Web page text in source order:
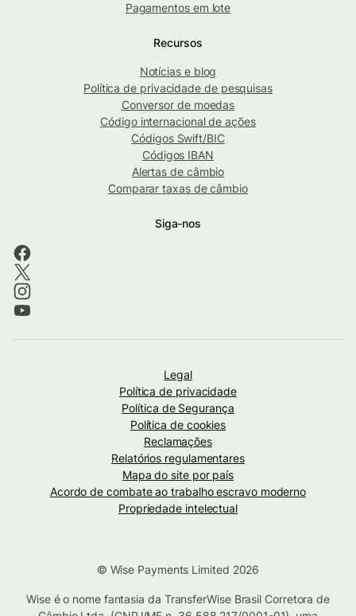
Pagamentos em lote
Recursos
Notícias e blog
Política de privacidade de pesquisas
Conversor de moedas
Código internacional de ações
Códigos Swift/BIC
Códigos IBAN
Alertas de câmbio
Comparar taxas de câmbio
Siga-nos
Legal
Política de privacidade
Política de Segurança
Política de cookies
Reclamações
Relatórios regulamentares
Mapa do site por país
Acordo de combate ao trabalho escravo moderno
Propriedade intelectual
© Wise Payments Limited 2026
Wise é o nome fantasia da TransferWise Brasil Corretora de